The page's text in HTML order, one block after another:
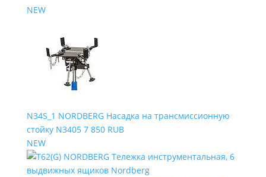
NEW
N34S_1 NORDBERG Насадка на трансмиссионную
стойку N3405 7 850 RUB
NEW